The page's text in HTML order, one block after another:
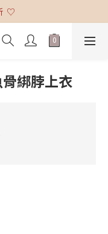
付款及海外配送) ♡
♡
付款及海外配送) ♡
綁脖上衣